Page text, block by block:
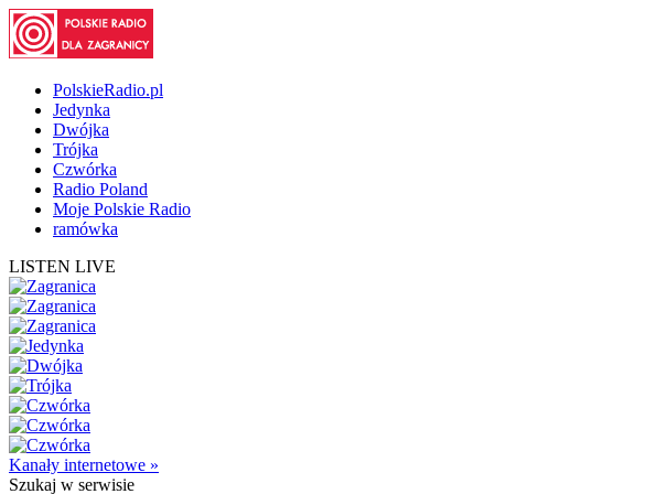
PolskieRadio.pl
Jedynka
Dwójka
Trójka
Czwórka
Radio Poland
Moje Polskie Radio
ramówka
LISTEN LIVE
Kanały internetowe »
Szukaj w serwisie